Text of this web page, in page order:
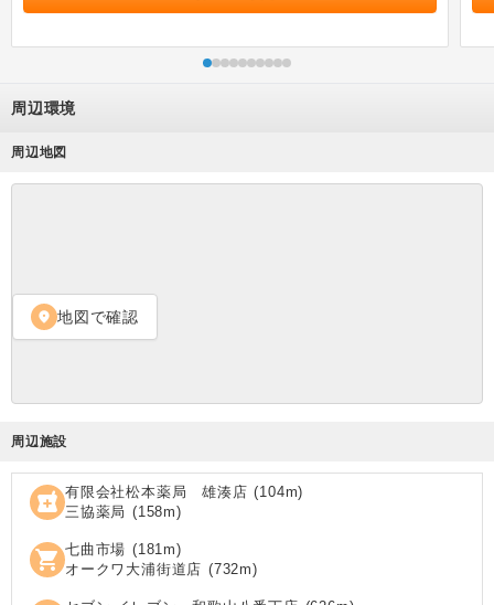
周辺環境
周辺地図
location_on 地図で確認
周辺施設
local_pharmacy 有限会社松本薬局 雄湊店 (104m)
三協薬局 (158m)
shopping_cart 七曲市場 (181m)
オークワ大浦街道店 (732m)